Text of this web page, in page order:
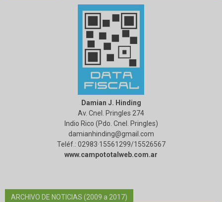
Damian J. Hinding
Av. Cnel. Pringles 274
Indio Rico (Pdo. Cnel. Pringles)
damianhinding@gmail.com
Teléf.: 02983·15561299/15526567
www.campototalweb.com.ar
ARCHIVO DE NOTICIAS (2009 a 2017)